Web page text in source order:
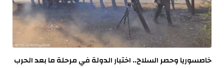
خاصسوريا وحصر السلاح.. اختبار الدولة في مرحلة ما بعد الحرب